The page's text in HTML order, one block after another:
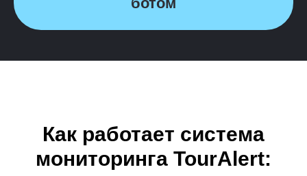
Как работает система
мониторинга TourAlert: